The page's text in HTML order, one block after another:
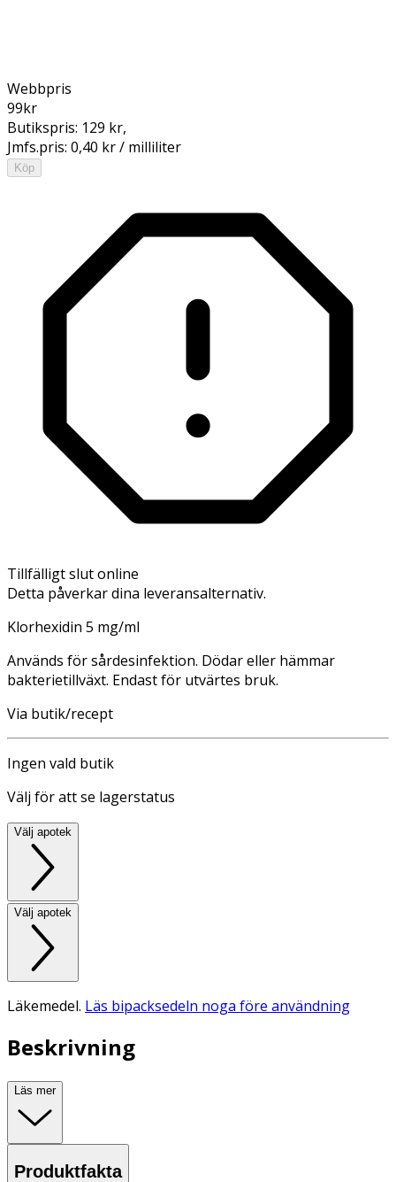
Webbpris
99kr
Butikspris: 129 kr,
Jmfs.pris: 0,40 kr / milliliter
Köp
Tillfälligt slut online
Detta påverkar dina leveransalternativ.
Klorhexidin 5 mg/ml
Används för sårdesinfektion. Dödar eller hämmar
bakterietillväxt. Endast för utvärtes bruk.
Via butik/recept
Ingen vald butik
Välj för att se lagerstatus
Välj apotek
Välj apotek
Läkemedel. Läs bipacksedeln noga före användning
Beskrivning
Läs mer
Produktfakta